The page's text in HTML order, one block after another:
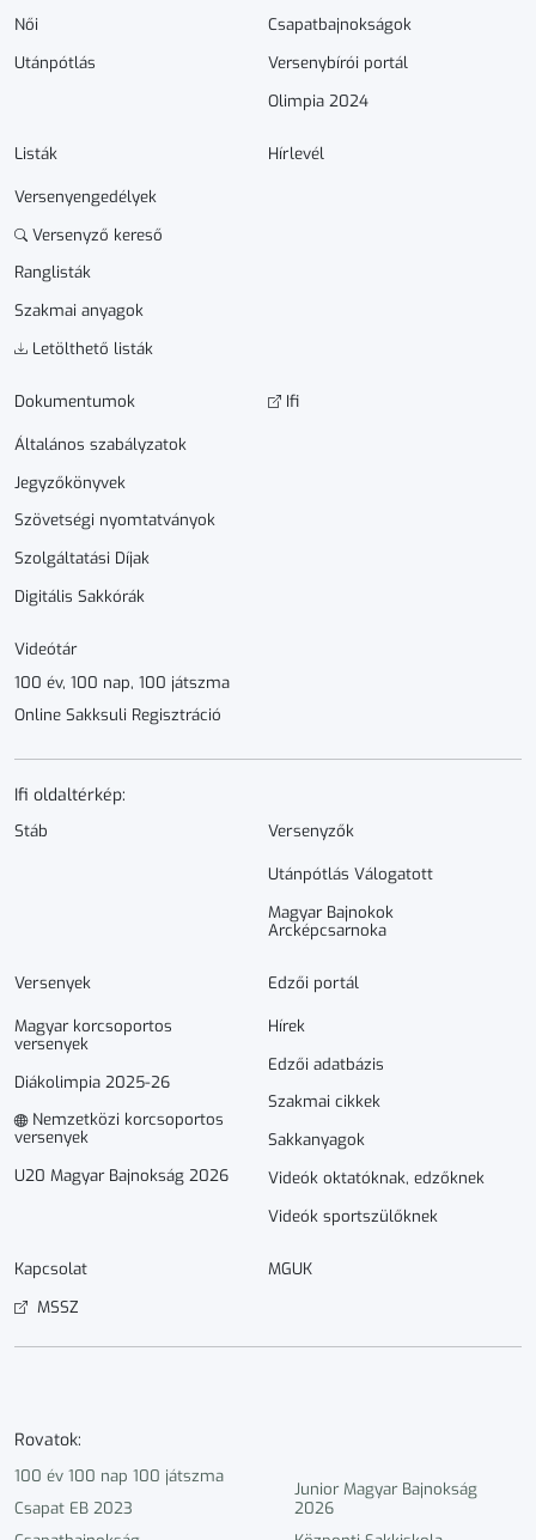
Női
Utánpótlás
Csapatbajnokságok
Versenybírói portál
Olimpia 2024
Listák
Versenyengedélyek
Versenyző kereső
Ranglisták
Szakmai anyagok
Letölthető listák
Hírlevél
Dokumen­­tumok
Általános szabályzatok
Jegyzőkönyvek
Szövetségi nyomtatványok
Szolgáltatási Díjak
Digitális Sakkórák
Ifi
Videótár
100 év, 100 nap, 100 játszma
Online Sakksuli Regisztráció
Ifi oldaltérkép:
Stáb Versenyzők
Utánpótlás Válogatott
Magyar Bajnokok
Arcképcsarnoka
Versenyek
Magyar korcsoportos
versenyek
Diákolimpia 2025-26
Nemzetközi korcsoportos
versenyek
U20 Magyar Bajnokság 2026
Edzői portál
Hírek
Edzői adatbázis
Szakmai cikkek
Sakkanyagok
Videók oktatóknak, edzőknek
Videók sportszülőknek
Kapcsolat
MGUK
MSSZ
Rovatok:
100 év 100 nap 100 játszma
Csapat EB 2023
Junior Magyar Bajnokság
2026